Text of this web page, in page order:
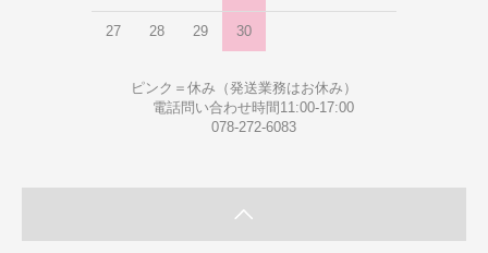
27 28 29 30
ピンク＝休み（発送業務はお休み）
電話問い合わせ時間11:00-17:00
078-272-6083